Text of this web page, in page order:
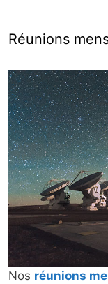
Réunions
Nos réunions